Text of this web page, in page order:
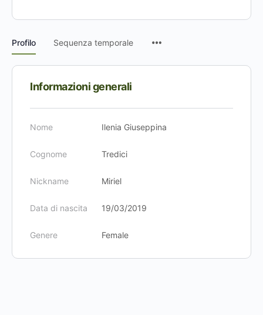
Profilo Sequenza temporale
menu
Informazioni generali
Nome Ilenia Giuseppina
Cognome Tredici
Nickname Miriel
Data di nascita 19/03/2019
Genere Female